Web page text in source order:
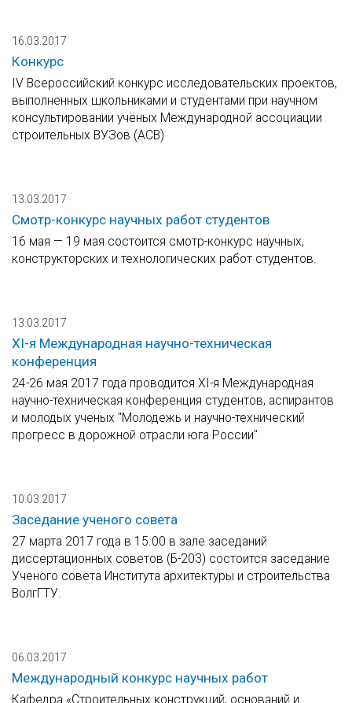
16.03.2017
Конкурс
IV Всероссийский конкурс исследовательских проектов,
выполненных школьниками и студентами при научном
консультировании учёных Международной ассоциации
строительных ВУЗов (АСВ)
13.03.2017
Смотр-конкурс научных работ студентов
16 мая — 19 мая состоится смотр-конкурс научных,
конструкторских и технологических работ студентов.
13.03.2017
XI-я Международная научно-техническая
конференция
24-26 мая 2017 года проводится XI-я Международная
научно-техническая конференция студентов, аспирантов
и молодых ученых "Молодежь и научно-технический
прогресс в дорожной отрасли юга России"
10.03.2017
Заседание ученого совета
27 марта 2017 года в 15.00 в зале заседаний
диссертационных советов (Б-203) состоится заседание
Ученого совета Института архитектуры и строительства
ВолгГТУ.
06.03.2017
Международный конкурс научных работ
Кафедра «Строительных конструкций, оснований и